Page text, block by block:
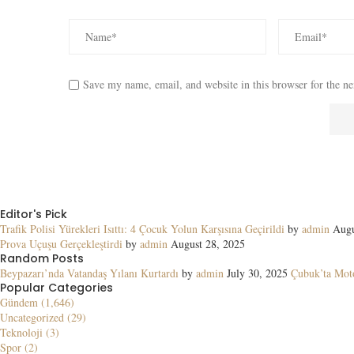
Save my name, email, and website in this browser for the
Editor's Pick
Trafik Polisi Yürekleri Isıttı: 4 Çocuk Yolun Karşısına Geçirildi by admin
Prova Uçuşu Gerçekleştirdi by admin August 28, 2025
Random Posts
Beypazarı’nda Vatandaş Yılanı Kurtardı by admin July 30, 2025 Çubuk’ta
Popular Categories
Gündem (1,646)
Uncategorized (29)
Teknoloji (3)
Spor (2)